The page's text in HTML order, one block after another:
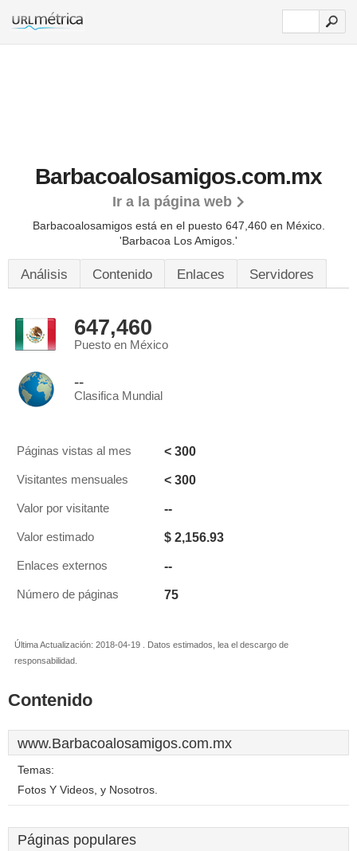
Barbacoalosamigos.com.mx
Ir a la página web
Barbacoalosamigos está en el puesto 647,460 en México.
'Barbacoa Los Amigos.'
Análisis Contenido Enlaces Servidores
647,460
Puesto en México
--
Clasifica Mundial
Páginas vistas al mes < 300
Visitantes mensuales < 300
Valor por visitante --
Valor estimado $ 2,156.93
Enlaces externos --
Número de páginas 75
Última Actualización: 2018-04-19 . Datos estimados, lea el descargo de
responsabilidad.
Contenido
www.Barbacoalosamigos.com.mx
Temas:
Fotos Y Videos, y Nosotros.
Páginas populares